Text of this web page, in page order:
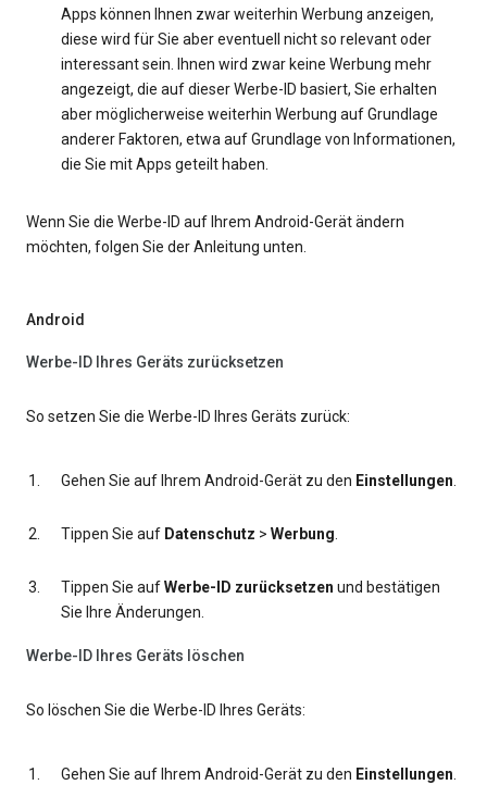
Apps können Ihnen zwar weiterhin Werbung anzeigen,
diese wird für Sie aber eventuell nicht so relevant oder
interessant sein. Ihnen wird zwar keine Werbung mehr
angezeigt, die auf dieser Werbe-ID basiert, Sie erhalten
aber möglicherweise weiterhin Werbung auf Grundlage
anderer Faktoren, etwa auf Grundlage von Informationen,
die Sie mit Apps geteilt haben.
Wenn Sie die Werbe-ID auf Ihrem Android-Gerät ändern
möchten, folgen Sie der Anleitung unten.
Android
Werbe-ID Ihres Geräts zurücksetzen
So setzen Sie die Werbe-ID Ihres Geräts zurück:
Gehen Sie auf Ihrem Android-Gerät zu den Einstellungen.
Tippen Sie auf Datenschutz > Werbung.
Tippen Sie aufWerbe-ID zurücksetzen und bestätigen
Sie Ihre Änderungen.
Werbe-ID Ihres Geräts löschen
So löschen Sie die Werbe-ID Ihres Geräts:
Gehen Sie auf Ihrem Android-Gerät zu den Einstellungen.